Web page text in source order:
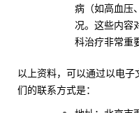
病（如高血压
况。这些内容
科治疗非常重
以上资料，可以通过以电
们的联系方式是：